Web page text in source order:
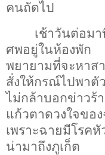
คนถัดไป
เช้าวันต่อมา
ศพอยู่ในห้องพัก
พยายามที่จะหาส
สั่งให้กรณ์ไปพาตั
ไม่กล้าบอกข่าวร้า
แก้วตาดวงใจขอ
เพราะฉายมีโรค
น่ามาถึงภูเก็ต